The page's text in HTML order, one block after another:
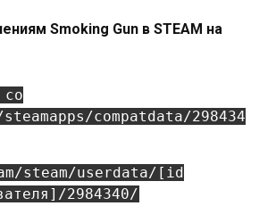
Smoking Gun в STEAM на
со
compatdata/298434
steam/userdata/[id
2984340/